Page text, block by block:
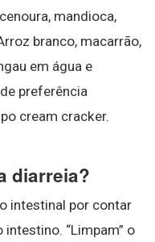
mandioca,
branco, macarrão,
em água e
preferência
cream cracker.
diarreia?
intestinal por contar
“Limpam” o